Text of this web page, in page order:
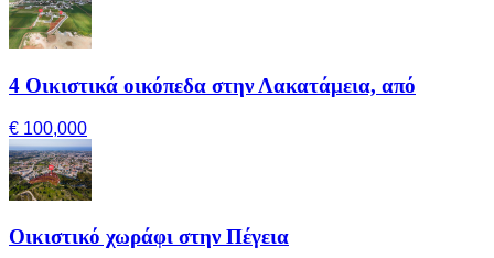
4 Οικιστικά οικόπεδα στην Λακατάμεια, από
€ 100,000
Οικιστικό χωράφι στην Πέγεια